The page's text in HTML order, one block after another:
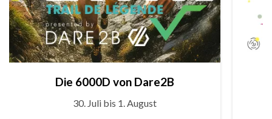
Die 6000D von Dare2B
30. Juli bis 1. August